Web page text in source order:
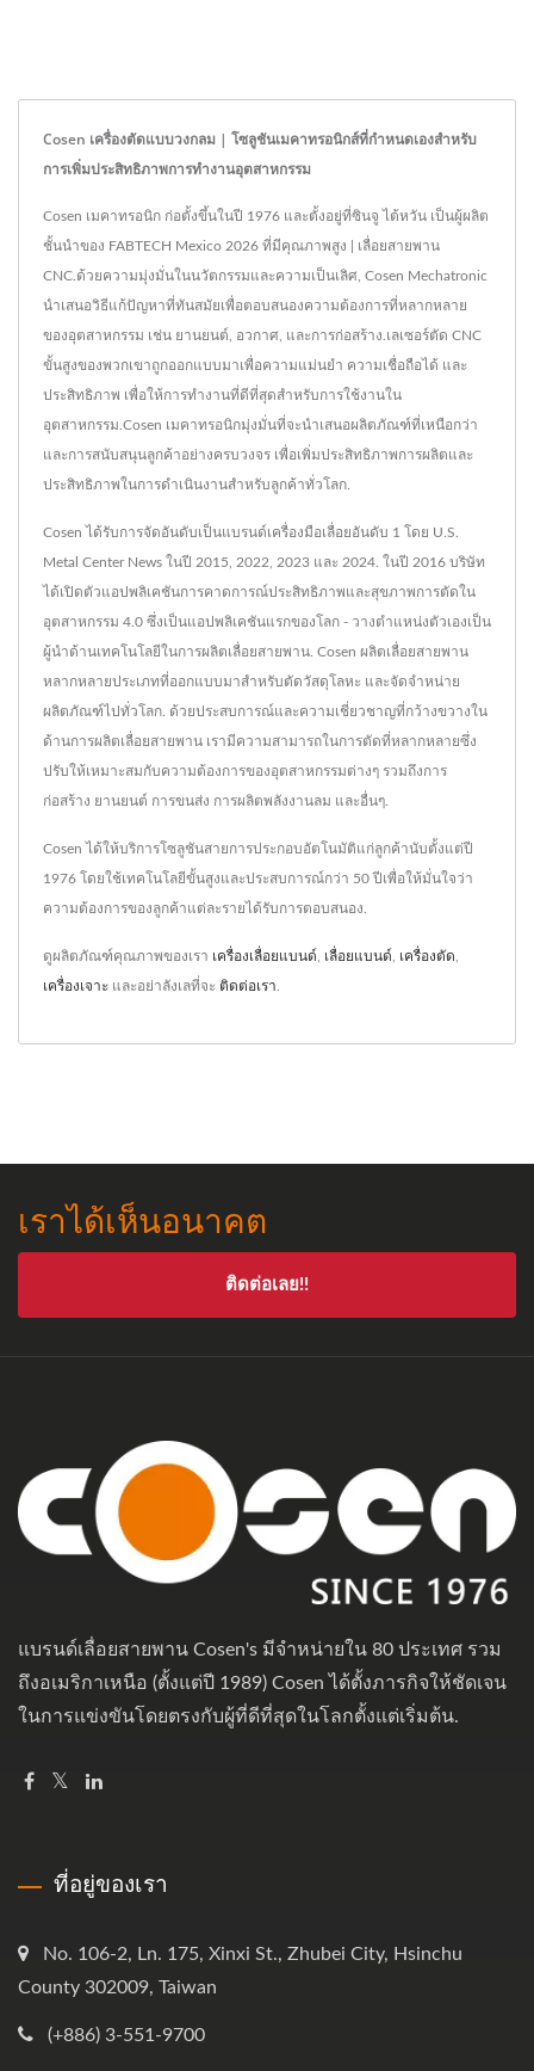
Cosen เครื่องตัดแบบวงกลม | โซลูชันเมคาทรอนิกส์ที่กำหนดเองสำหรับ
การเพิ่มประสิทธิภาพการทำงานอุตสาหกรรม
Cosen เมคาทรอนิก ก่อตั้งขึ้นในปี 1976 และตั้งอยู่ที่ซินจู ไต้หวัน เป็นผู้ผลิต
ชั้นนำของ FABTECH Mexico 2026 ที่มีคุณภาพสูง | เลื่อยสายพาน
CNC.ด้วยความมุ่งมั่นในนวัตกรรมและความเป็นเลิศ, Cosen Mechatronic
นำเสนอวิธีแก้ปัญหาที่ทันสมัยเพื่อตอบสนองความต้องการที่หลากหลาย
ของอุตสาหกรรม เช่น ยานยนต์, อวกาศ, และการก่อสร้าง.เลเซอร์ตัด CNC
ขั้นสูงของพวกเขาถูกออกแบบมาเพื่อความแม่นยำ ความเชื่อถือได้ และ
ประสิทธิภาพ เพื่อให้การทำงานที่ดีที่สุดสำหรับการใช้งานใน
อุตสาหกรรม.Cosen เมคาทรอนิกมุ่งมั่นที่จะนำเสนอผลิตภัณฑ์ที่เหนือกว่า
และการสนับสนุนลูกค้าอย่างครบวงจร เพื่อเพิ่มประสิทธิภาพการผลิตและ
ประสิทธิภาพในการดำเนินงานสำหรับลูกค้าทั่วโลก.
Cosen ได้รับการจัดอันดับเป็นแบรนด์เครื่องมือเลื่อยอันดับ 1 โดย U.S.
Metal Center News ในปี 2015, 2022, 2023 และ 2024. ในปี 2016 บริษัท
ได้เปิดตัวแอปพลิเคชันการคาดการณ์ประสิทธิภาพและสุขภาพการตัดใน
อุตสาหกรรม 4.0 ซึ่งเป็นแอปพลิเคชันแรกของโลก - วางตำแหน่งตัวเองเป็น
ผู้นำด้านเทคโนโลยีในการผลิตเลื่อยสายพาน. Cosen ผลิตเลื่อยสายพาน
หลากหลายประเภทที่ออกแบบมาสำหรับตัดวัสดุโลหะ และจัดจำหน่าย
ผลิตภัณฑ์ไปทั่วโลก. ด้วยประสบการณ์และความเชี่ยวชาญที่กว้างขวางใน
ด้านการผลิตเลื่อยสายพาน เรามีความสามารถในการตัดที่หลากหลายซึ่ง
ปรับให้เหมาะสมกับความต้องการของอุตสาหกรรมต่างๆ รวมถึงการ
ก่อสร้าง ยานยนต์ การขนส่ง การผลิตพลังงานลม และอื่นๆ.
Cosen ได้ให้บริการโซลูชันสายการประกอบอัตโนมัติแก่ลูกค้านับตั้งแต่ปี
1976 โดยใช้เทคโนโลยีขั้นสูงและประสบการณ์กว่า 50 ปีเพื่อให้มั่นใจว่า
ความต้องการของลูกค้าแต่ละรายได้รับการตอบสนอง.
ดูผลิตภัณฑ์คุณภาพของเรา เครื่องเลื่อยแบนด์ เลื่อยแบนด์ เครื่องตัด
เครื่องเจาะ และอย่าลังเลที่จะ ติดต่อเรา
เราได้เห็นอนาคต
ติดต่อเลย!!
แบรนด์เลื่อยสายพาน Cosen's มีจำหน่ายใน 80 ประเทศ รวม
ถึงอเมริกาเหนือ (ตั้งแต่ปี 1989) Cosen ได้ตั้งภารกิจให้ชัดเจน
ในการแข่งขันโดยตรงกับผู้ที่ดีที่สุดในโลกตั้งแต่เริ่มต้น.
ที่อยู่ของเรา
No. 106-2, Ln. 175, Xinxi St., Zhubei City, Hsinchu
County 302009, Taiwan
(+886) 3-551-9700